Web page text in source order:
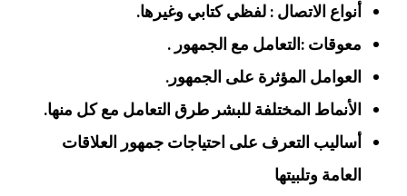
أنواع الاتصال : لفظي كتابي وغيرها.
معوقات :التعامل مع الجمهور .
العوامل المؤثرة على الجمهور.
الأنماط المختلفة للبشر طرق التعامل مع كل منها.
أساليب التعرف على احتياجات جمهور العلاقات
العامة وتلبيتها